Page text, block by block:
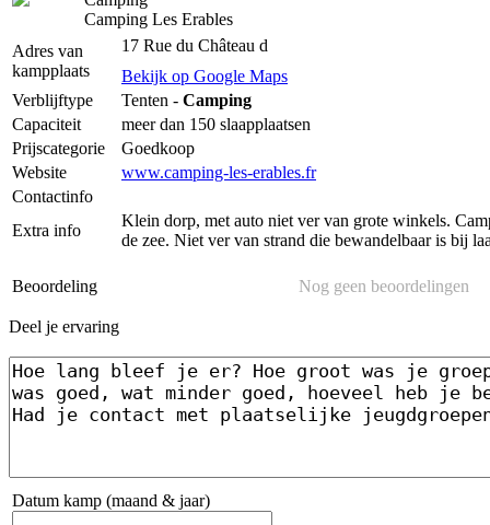
Camping Les Erables
Adres van
kampplaats
17 Rue du Château d
Bekijk op Google Maps
Verblijftype
Tenten - Camping
Capaciteit
meer dan 150 slaapplaatsen
Prijscategorie
Goedkoop
Website
www.camping-les-erables.fr
Contactinfo
Extra info
Klein dorp, met auto niet ver van grote winkels.
de zee. Niet ver van strand die bewandelbaar is bij
Beoordeling Nog geen beoordelingen
Deel je ervaring
Datum kamp (maand & jaar)